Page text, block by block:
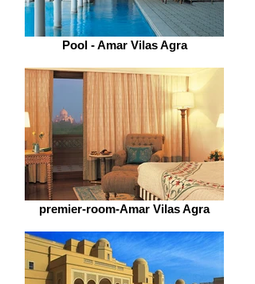
Pool - Amar Vilas Agra
premier-room-Amar Vilas Agra